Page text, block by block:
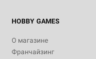
HOBBY GAMES
О магазине
Франчайзинг